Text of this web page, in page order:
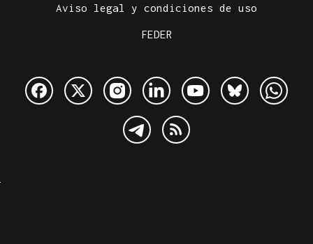
Aviso legal y condiciones de uso
FEDER